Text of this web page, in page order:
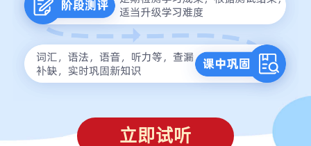
立即试听